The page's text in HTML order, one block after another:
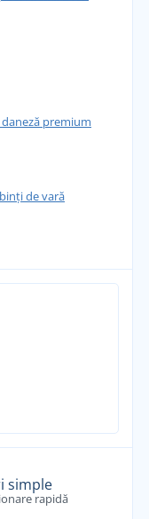
daneză premium
de vară
simple
rapidă